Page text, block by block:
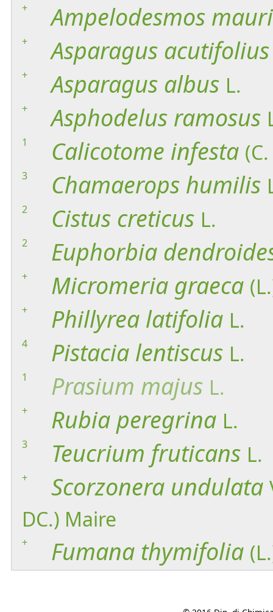
+ Ampelodesmos
+ Asparagus acutifolius
+ Asparagus albus L.
+ Asphodelus ramosus
1 Calicotome infesta
3 Chamaerops humilis
2 Cistus creticus L.
2 Euphorbia
+ Micromeria graeca
+ Phillyrea latifolia L.
4 Pistacia lentiscus L.
1 Prasium majus L.
+ Rubia peregrina L.
3 Teucrium fruticans L.
+ Scorzonera undulata
DC.) Maire
+ Fumana thymifolia